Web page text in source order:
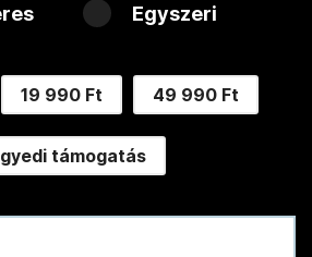
Egyszeri
19 990 Ft 49 990 Ft
támogatás